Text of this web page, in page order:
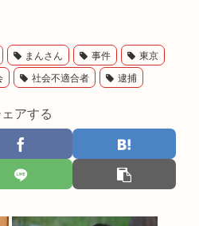
まんさん 事件 東京
社会不適合者 逮捕
ェアする